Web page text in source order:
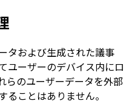
タおよび生成された議事
ユーザーのデバイス内にロ
らのユーザーデータを外部
ことはありません。